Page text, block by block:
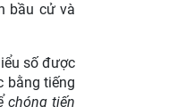
bầu cử và
số được
bằng tiếng
chóng tiến